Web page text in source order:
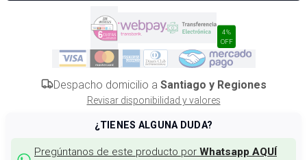
4%
OFF
Despacho domicilio a Santiago y Regiones
Revisar disponibilidad y valores
¿TIENES ALGUNA DUDA?
Pregúntanos de este producto por Whatsapp AQUÍ